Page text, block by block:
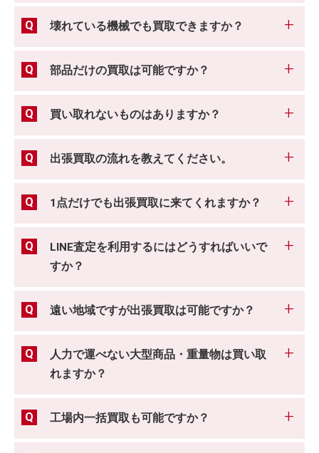
壊れている機械でも買取できますか？
部品だけの買取は可能ですか？
買い取れないものはありますか？
出張買取の流れを教えてください。
1点だけでも出張買取に来てくれますか？
LINE査定を利用するにはどうすればいいで
すか？
遠い地域ですが出張買取は可能ですか？
人力で運べない大型商品・重量物は買い取
れますか？
工場内一括買取も可能ですか？